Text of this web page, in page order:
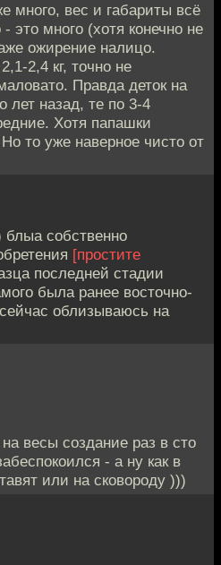
много, вес и габариты всё
это много (хотя конечно не
ожирение налицо.
2,4 кг, точно не
Правда деток на
лет назад, те по 3-4
Хотя папашки
то уже наверное чисто от
собственно
[простите
последней стадии
была ранее восточно-
облизываюсь на
весы создание раз в сто
- а ну как в
или на сковороду )))